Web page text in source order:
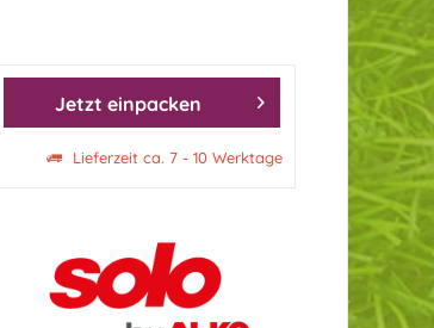
Jetzt einpacken
Lieferzeit ca. 7 - 10 Werktage